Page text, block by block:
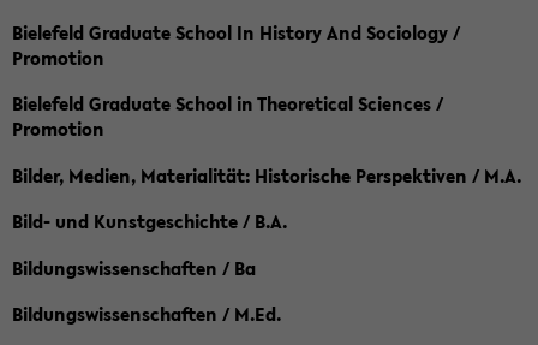
Bielefeld Graduate School In History And Sociology /
Promotion
Bielefeld Graduate School in Theoretical Sciences /
Promotion
Bilder, Medien, Materialität: Historische Perspektiven / M.A.
Bild- und Kunstgeschichte / B.A.
Bildungswissenschaften / Ba
Bildungswissenschaften / M.Ed.